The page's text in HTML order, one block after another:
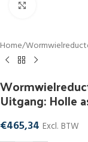
Home/
Uitgang: Holle
€465,34 Excl. BTW